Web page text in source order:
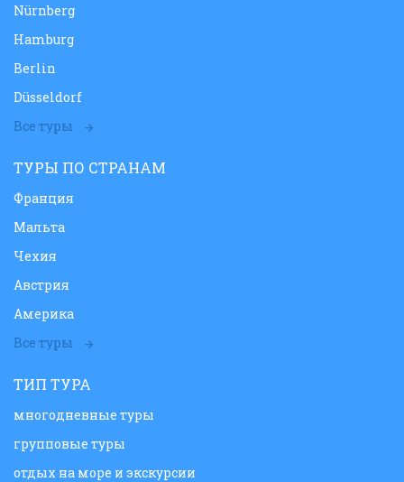
Nürnberg
Hamburg
Berlin
Düsseldorf
Все туры
ТУРЫ ПО СТРАНАМ
Франция
Мальта
Чехия
Австрия
Америка
Все туры
ТИП ТУРА
многодневные туры
групповые туры
отдых на море и экскурсии